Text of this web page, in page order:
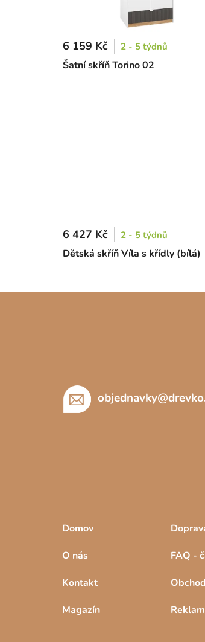
Šatní skříň Torino 02
6 159 Kč 2 - 5 týdnů
Dětská skříň Víla s křídly (bílá)
6 427 Kč 2 - 5 týdnů
objednavky@
Domov
O nás
Kontakt
Magazín
FAQ -